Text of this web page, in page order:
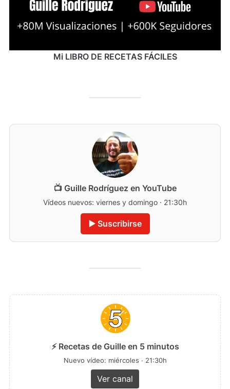
Mi LIBRO DE RECETAS FÁCILES
📺 Guille Rodríguez en YouTube
Vídeos nuevos: viernes y domingo · 21:30h
▶️ Suscribirse
⚡ Recetas de Guille en 5 minutos
Nuevo vídeo: miércoles · 21:30h
Ver canal